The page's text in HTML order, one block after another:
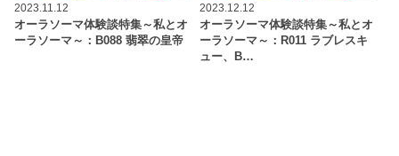
2023.11.12
オーラソーマ体験談特集～私とオ
ーラソーマ～：B088 翡翠の皇帝
2023.12.12
オーラソーマ体験談特集～私とオ
ーラソーマ～：R011 ラブレスキ
ュー、B…